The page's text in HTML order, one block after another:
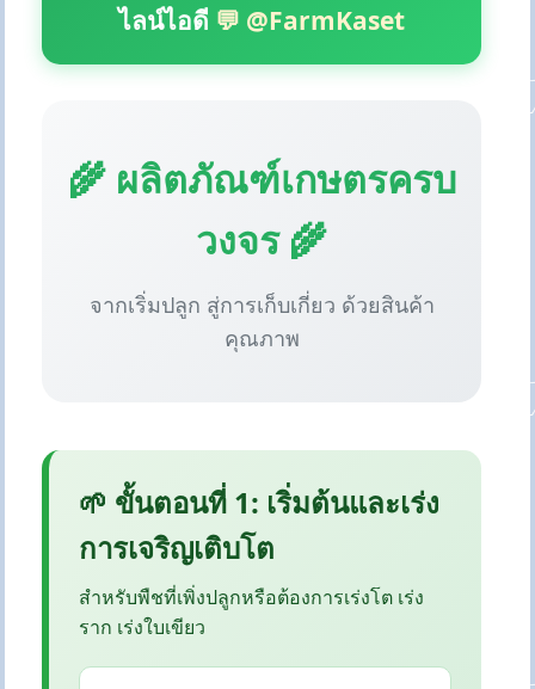
ไลน์ไอดี 💬 @FarmKaset
🌾 ผลิตภัณฑ์เกษตรครบ
วงจร 🌾
จากเริ่มปลูก สู่การเก็บเกี่ยว ด้วยสินค้า
คุณภาพ
🌱 ขั้นตอนที่ 1: เริ่มต้นและเร่ง
การเจริญเติบโต
สำหรับพืชที่เพิ่งปลูกหรือต้องการเร่งโต เร่ง
ราก เร่งใบเขียว